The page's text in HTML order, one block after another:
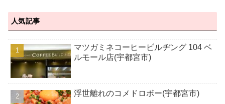
人気記事
マツガミネコーヒービルヂング 104 ベ
ルモール店(宇都宮市)
浮世離れのコメドロボー(宇都宮市)